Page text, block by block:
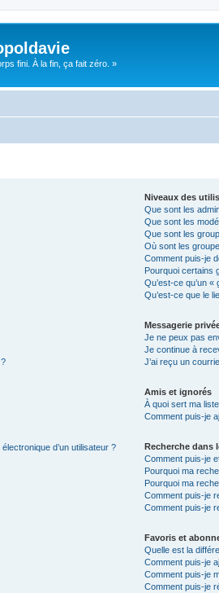
fini. À la fin, ça fait zéro. »
d’un utilisateur ?
Niveaux des
Que sont les
Que sont les
Que sont les
Où sont les
Comment puis-je
Pourquoi certains
Qu’est-ce qu’un
Qu’est-ce que le
Messagerie
Je ne peux pas
Je continue à
J’ai reçu un
Amis et ignorés
À quoi sert ma
Comment puis-je
Recherche dans
Comment puis-je
Pourquoi ma
Pourquoi ma
Comment puis-je
Comment puis-je
Favoris et
Quelle est la
Comment puis-je
Comment puis-je
Comment puis-je